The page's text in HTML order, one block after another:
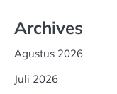
Archives
Agustus 2026
Juli 2026